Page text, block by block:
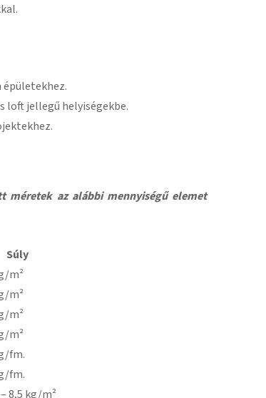
loft jellegű helyiségekbe.
méretek az alábbi mennyiségű elemet
Súly
m²
m²
m²
m²
fm.
fm.
8,5 kg/m²